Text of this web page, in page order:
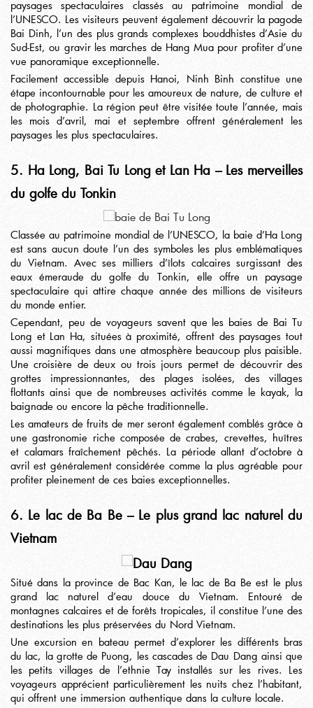
paysages spectaculaires classés au patrimoine mondial de
l’UNESCO. Les visiteurs peuvent également découvrir la pagode
Bai Dinh, l’un des plus grands complexes bouddhistes d’Asie du
Sud-Est, ou gravir les marches de Hang Mua pour profiter d’une
vue panoramique exceptionnelle.
Facilement accessible depuis Hanoi, Ninh Binh constitue une
étape incontournable pour les amoureux de nature, de culture et
de photographie. La région peut être visitée toute l’année, mais
les mois d’avril, mai et septembre offrent généralement les
paysages les plus spectaculaires.
5. Ha Long, Bai Tu Long et Lan Ha – Les merveilles
du golfe du Tonkin
Classée au patrimoine mondial de l’UNESCO, la baie d’Ha Long
est sans aucun doute l’un des symboles les plus emblématiques
du Vietnam. Avec ses milliers d’îlots calcaires surgissant des
eaux émeraude du golfe du Tonkin, elle offre un paysage
spectaculaire qui attire chaque année des millions de visiteurs
du monde entier.
Cependant, peu de voyageurs savent que les baies de Bai Tu
Long et Lan Ha, situées à proximité, offrent des paysages tout
aussi magnifiques dans une atmosphère beaucoup plus paisible.
Une croisière de deux ou trois jours permet de découvrir des
grottes impressionnantes, des plages isolées, des villages
flottants ainsi que de nombreuses activités comme le kayak, la
baignade ou encore la pêche traditionnelle.
Les amateurs de fruits de mer seront également comblés grâce à
une gastronomie riche composée de crabes, crevettes, huîtres
et calamars fraîchement pêchés. La période allant d’octobre à
avril est généralement considérée comme la plus agréable pour
profiter pleinement de ces baies exceptionnelles.
6. Le lac de Ba Be – Le plus grand lac naturel du
Vietnam
Situé dans la province de Bac Kan, le lac de Ba Be est le plus
grand lac naturel d’eau douce du Vietnam. Entouré de
montagnes calcaires et de forêts tropicales, il constitue l’une des
destinations les plus préservées du Nord Vietnam.
Une excursion en bateau permet d’explorer les différents bras
du lac, la grotte de Puong, les cascades de Dau Dang ainsi que
les petits villages de l’ethnie Tay installés sur les rives. Les
voyageurs apprécient particulièrement les nuits chez l’habitant,
qui offrent une immersion authentique dans la culture locale.